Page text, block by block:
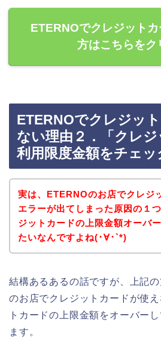
ETERNOでクレジット
方はこちらをク
ETERNOでクレジッ
ない理由２．「クレ
利用限度金額をチェッ
実は、ETERNOのお店でクレジ
エラーが出てしまった原因の１
ジットカードの上限金額オーバ
たいなんですよね(･∀･`*)
結構あるあるの話ですが、上記
のお店でクレジットカードが使
トカードの上限金額をオーバー
ます。